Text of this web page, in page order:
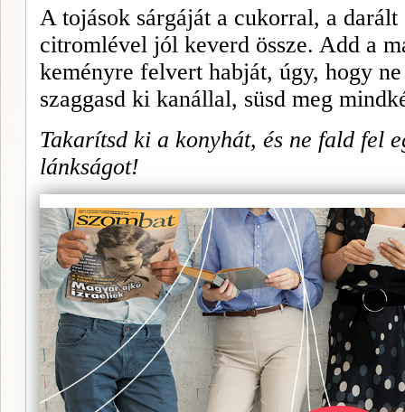
A tojások sárgáját a cukor­ral, a
citromlével jól ke­verd össze. Add a
keményre felvert hab­ját, úgy, hogy
szaggasd ki kanállal, süsd meg
Takarítsd ki a konyhát, és ne fald fel
lánkságot!